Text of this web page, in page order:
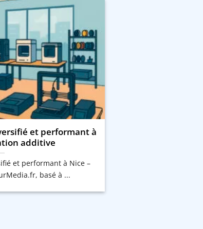
et performant à
additive
et performant à Nice –
basé à ...